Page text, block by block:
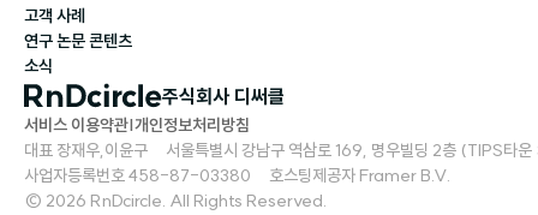
고객 사례
연구 논문 콘텐츠
소식
주식회사 디써클
서비스 이용약관|개인정보처리방침
대표 장재우,이윤구     서울특별시 강남구 역삼로 169, 명우빌딩 2층
사업자등록번호 458-87-03380     호스팅제공자 Framer B.V.
© 2026 RnDcircle. All Rights Reserved.